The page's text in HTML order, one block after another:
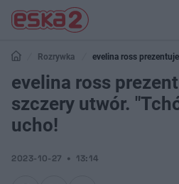
Rozrywka
evelina ross
wpada w ucho!
evelina ross
szczery utwór.
ucho!
2023-10-27 13:14